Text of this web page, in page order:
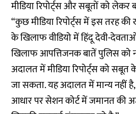
मीडिया रिपोर्ट्स और सबूतों को लेकर
“कुछ मीडिया रिपोर्ट्स में इस तरह
के खिलाफ वीडियो में हिंदू देवी-
खिलाफ आपत्तिजनक बातें पुलिस को
अदालत में मीडिया रिपोर्ट्स को सबूत
जा सकता. यह अदालत में मान्य नहीं
आधार पर सेशन कोर्ट में जमानत की